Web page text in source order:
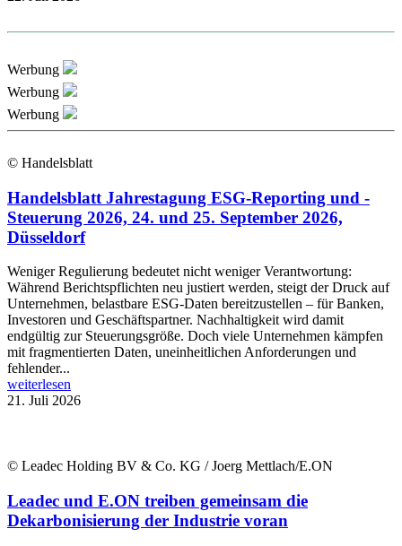
Werbung
Werbung
Werbung
© Handelsblatt
Handelsblatt Jahrestagung ESG-Reporting und -
Steuerung 2026, 24. und 25. September 2026,
Düsseldorf
Weniger Regulierung bedeutet nicht weniger Verantwortung:
Während Berichtspflichten neu justiert werden, steigt der Druck auf
Unternehmen, belastbare ESG-Daten bereitzustellen – für Banken,
Investoren und Geschäftspartner. Nachhaltigkeit wird damit
endgültig zur Steuerungsgröße. Doch viele Unternehmen kämpfen
mit fragmentierten Daten, uneinheitlichen Anforderungen und
fehlender...
weiterlesen
21. Juli 2026
© Leadec Holding BV & Co. KG / Joerg Mettlach/E.ON
Leadec und E.ON treiben gemeinsam die
Dekarbonisierung der Industrie voran